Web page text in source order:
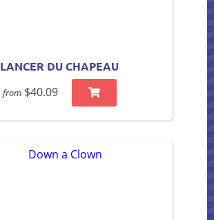
LANCER DU CHAPEAU
from $40.09